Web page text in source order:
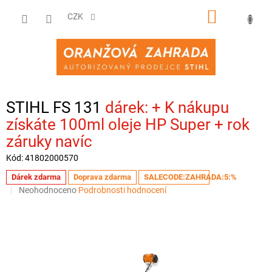
CZK
NÁKUPNÍ
STIHL FS 131
+ K nákupu
získáte 100ml oleje HP Super + rok
záruky navíc
Kód:41802000570
Dárek zdarma Doprava zdarma SALECODE:ZAHRADA:5:%
Průměrné
Neohodnoceno Podrobnosti hodnocení